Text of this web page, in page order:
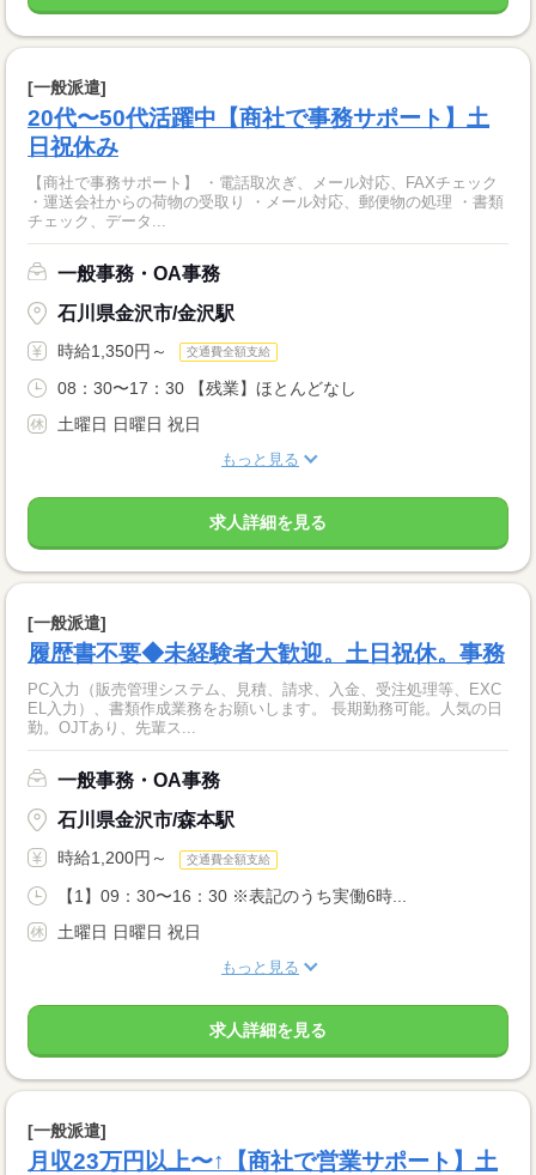
[一般派遣]
20代〜50代活躍中【商社で事務サポート】土
日祝休み
【商社で事務サポート】 ・電話取次ぎ、メール対応、FAXチェック
・運送会社からの荷物の受取り ・メール対応、郵便物の処理 ・書類
チェック、データ...
一般事務・OA事務
石川県金沢市/金沢駅
時給1,350円～ 交通費全額支給
08：30〜17：30 【残業】ほとんどなし
土曜日 日曜日 祝日
もっと見る
求人詳細を見る
[一般派遣]
履歴書不要◆未経験者大歓迎。土日祝休。事務
PC入力（販売管理システム、見積、請求、入金、受注処理等、EXC
EL入力）、書類作成業務をお願いします。 長期勤務可能。人気の日
勤。OJTあり、先輩ス...
一般事務・OA事務
石川県金沢市/森本駅
時給1,200円～ 交通費全額支給
【1】09：30〜16：30 ※表記のうち実働6時...
土曜日 日曜日 祝日
もっと見る
求人詳細を見る
[一般派遣]
月収23万円以上〜↑【商社で営業サポート】土